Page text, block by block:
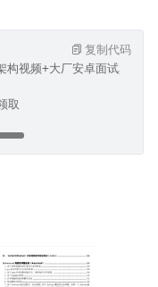
视频+大厂安卓面试真题+
取
复制代码